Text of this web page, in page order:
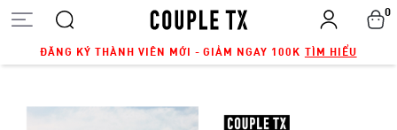
ĐĂNG KÝ THÀNH VIÊN MỚI - GIẢM NGAY 100K TÌM HIỂU
0